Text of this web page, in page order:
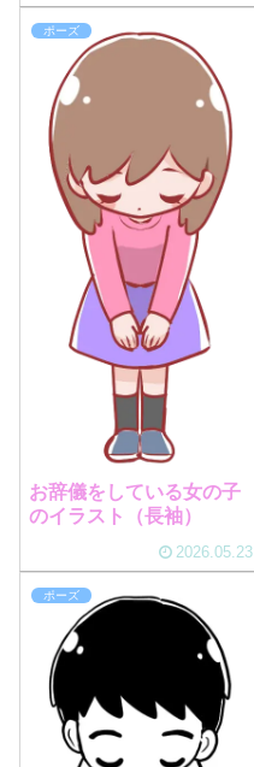
ポーズ
お辞儀をしている女の子
のイラスト（長袖）
2026.05.23
ポーズ